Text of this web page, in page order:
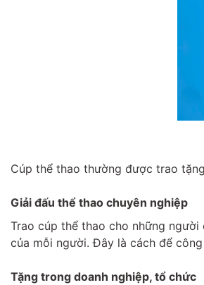
Cúp thể thao thường được trao
Giải đấu thể thao chuyên nghiệp
Trao cúp thể thao cho những
của mỗi người. Đây là cách để
Tặng trong doanh nghiệp, tổ chức